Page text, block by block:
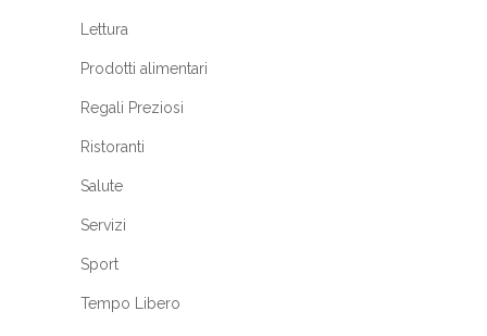
Lettura
Prodotti alimentari
Regali Preziosi
Ristoranti
Salute
Servizi
Sport
Tempo Libero